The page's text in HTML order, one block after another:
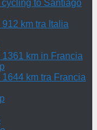
to Santiago
km tra Italia
km in Francia
km tra Francia